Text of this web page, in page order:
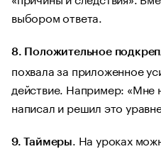
выбором ответа.
8. Положительное
похвала за приложенное
действие. Например: «Мне
написал и решил это
9. Таймеры. На уроках